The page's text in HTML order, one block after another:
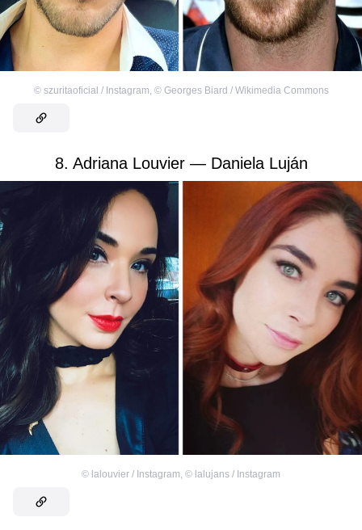
© szuritaoficial / Instagram, © Georges Biard / Wikimedia Commons
8. Adriana Louvier — Daniela Luján
© lalouvier / Instagram, © lalujans / Instagram